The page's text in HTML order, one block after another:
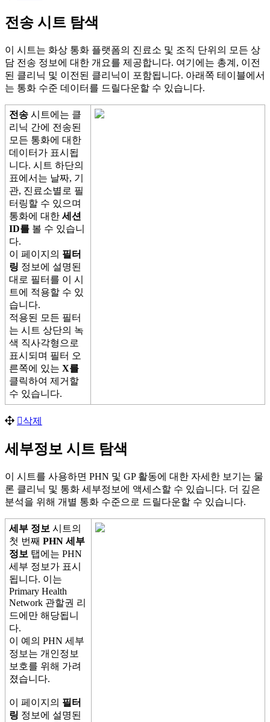
전송 시 트 탐색
이 시 트는 화상 통화 플랫폼의 진 료소 및 조직 단위 의 모 든 상
담 전 송 정 보 에 대 한 개 요를 제 공합니 다. 여 기 에 는 총계 , 이 전
된 클리 닉 및 이 전 된 클리 닉이 포함됩니 다. 아래 쪽 테 이 블에 서
는 통화 수준 데 이 터 를 드 릴다운할 수 있습니 다.
전 송 시 트에 는 클
리 닉 간에 전 송된
모 든 통화에 대 한
데 이 터 가 표시 됩
니 다. 시 트 하단의
표에서 는 날짜, 기
관, 진 료소별 로 필
터 링할 수 있 으며
통화에 대 한 세션
ID를 볼 수 있습니
다.
이
페 이 지 의 필 터
링 정 보 에 설명된
대 로 필터 를 이
시
트에 적용할 수 있
습니 다.
적용된 모 든 필터
는 시 트 상단의 녹
색 직사각형 으 로
표시 되 며 필터 오
른쪽에 있는 X를
클릭하여 제 거 할
수 있습니 다.
삭제
세 부정보 시 트 탐색
이 시 트를 사용하면 PHN 및 GP 활동에 대 한 자세 한 보 기 는 물
론 클리 닉 및 통화 세 부정 보 에 액세 스할 수 있습니 다. 더 깊은
분석을 위 해 개 별 통화 수준으 로 드 릴다운할 수 있습니 다.
세 부 정보 시 트의
첫 번째 PHN 세 부
정보 탭에 는 PHN
세 부 정 보 가 표시
됩니 다. 이 는
Primary Health
Network 관할권 리
드에 만 해 당됩니
다.
이
예 의 PHN 세 부
정 보 는 개 인정 보
보 호를 위해 가려
졌습니 다.
이 페 이 지 의 필 터
링 정 보 에 설명된